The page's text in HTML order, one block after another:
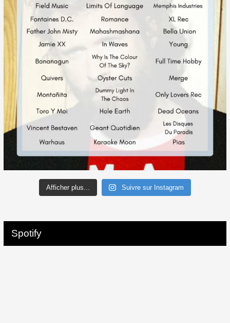
Afficher plus... Suivre sur Instagram
Spotify